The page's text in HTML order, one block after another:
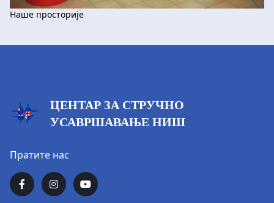
Наше просторије
ЦЕНТАР ЗА СТРУЧНО
УСАВРШАВАЊЕ НИШ
Пратите нас